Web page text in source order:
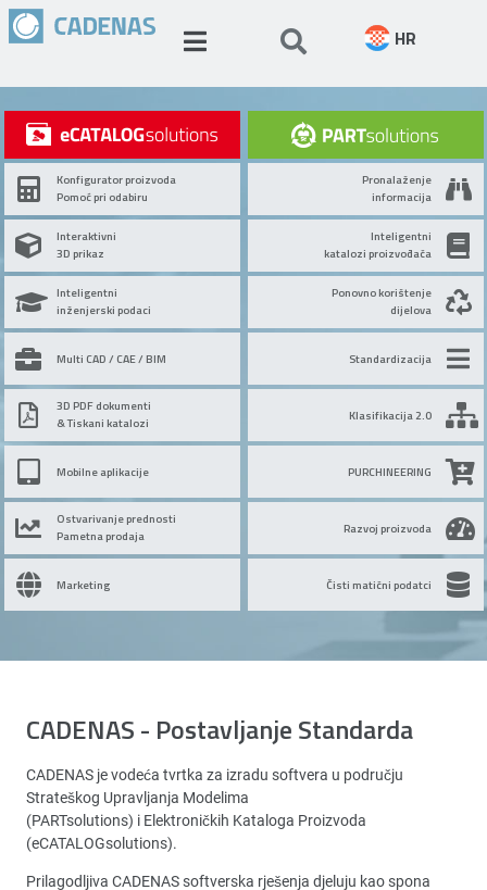
HR
Konfigurator proizvoda
Pomoć pri odabiru
Interaktivni
3D prikaz
Inteligentni
inženjerski podaci
Multi CAD / CAE / BIM
3D PDF dokumenti
& Tiskani katalozi
Mobilne aplikacije
Ostvarivanje prednosti
Pametna prodaja
Marketing
Pronalaženje
informacija
Inteligentni
katalozi proizvođača
Ponovno korištenje
dijelova
Standardizacija
Klasifikacija 2.0
PURCHINEERING
Razvoj proizvoda
Čisti matični podatci
CADENAS - Postavljanje Standarda
CADENAS je vodeća tvrtka za izradu softvera u području
Strateškog Upravljanja Modelima
(PARTsolutions) i Elektroničkih Kataloga Proizvoda
(eCATALOGsolutions).
Prilagodljiva CADENAS softverska rješenja djeluju kao spona